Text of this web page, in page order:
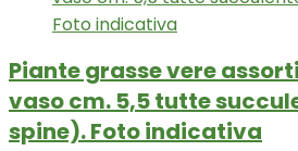
Piante grasse vere
vaso cm. 5,5 tutte
spine). Foto indicativa